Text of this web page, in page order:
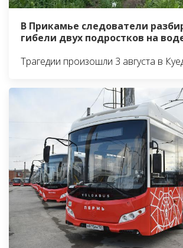
В Прикамье следователи
гибели двух подростков на
Трагедии произошли 3 августа в